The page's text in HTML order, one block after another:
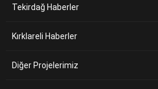
Tekirdağ Haberler
Kırklareli Haberler
Diğer Projelerimiz